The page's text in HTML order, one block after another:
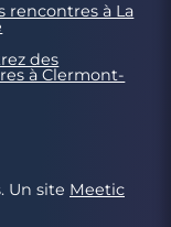
rencontres à La
des
à Clermont-
Un site Meetic